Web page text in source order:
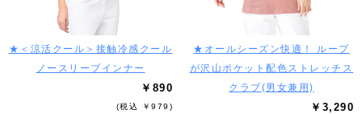
★＜涼活クール＞接触冷感クール
ノースリーブインナー
￥890
(税込 ￥979)
★オールシーズン快適！ ループ
が沢山ポケット配色ストレッチス
クラブ(男女兼用)
￥3,290